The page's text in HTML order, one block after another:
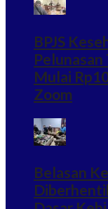
BPJS
Pelunasan
Mulai
Zoom
Belasan